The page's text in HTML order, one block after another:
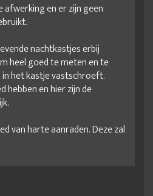
en er zijn geen
nachtkastjes erbij
heel goed te meten en te
in het kastje vastschroeft.
hebben en hier zijn de
van harte aanraden. Deze zal